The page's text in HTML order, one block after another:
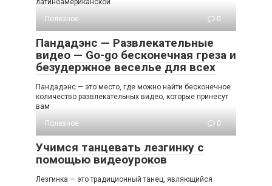
латиноамериканской
Полезное
0
Пандадэнс — Развлекательные
видео — Go-go бесконечная греза и
безудержное веселье для всех
Пандадэнс — это место, где можно найти бесконечное
количество развлекательных видео, которые принесут
вам
Полезное
0
Учимся танцевать лезгинку с
помощью видеоуроков
Лезгинка — это традиционный танец, являющийся